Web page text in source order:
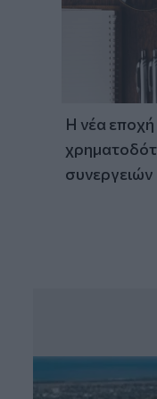
Η νέα εποχή
συνεργειών